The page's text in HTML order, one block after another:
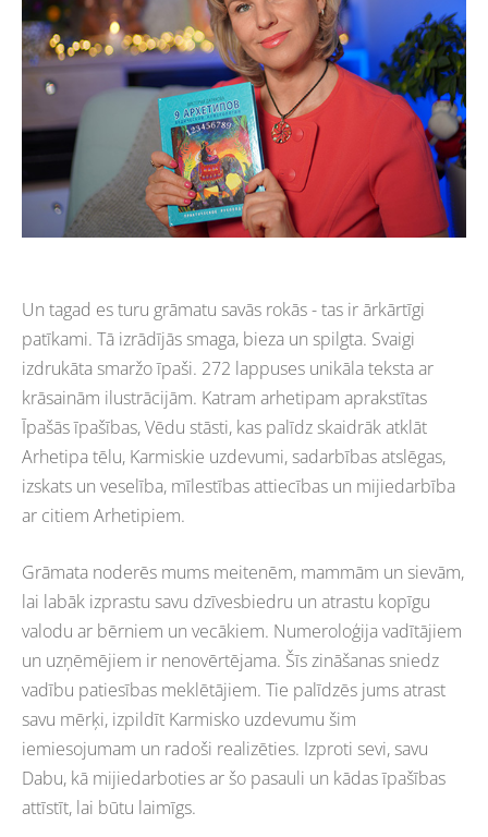
Un tagad es turu grāmatu savās rokās - tas ir ārkārtīgi
patīkami. Tā izrādījās smaga, bieza un spilgta. Svaigi
izdrukāta smaržo īpaši. 272 lappuses unikāla teksta ar
krāsainām ilustrācijām. Katram arhetipam aprakstītas
Īpašās īpašības, Vēdu stāsti, kas palīdz skaidrāk atklāt
Arhetipa tēlu, Karmiskie uzdevumi, sadarbības atslēgas,
izskats un veselība, mīlestības attiecības un mijiedarbība
ar citiem Arhetipiem.
Grāmata noderēs mums meitenēm, mammām un sievām,
lai labāk izprastu savu dzīvesbiedru un atrastu kopīgu
valodu ar bērniem un vecākiem. Numeroloģija vadītājiem
un uzņēmējiem ir nenovērtējama. Šīs zināšanas sniedz
vadību patiesības meklētājiem. Tie palīdzēs jums atrast
savu mērķi, izpildīt Karmisko uzdevumu šim
iemiesojumam un radoši realizēties. Izproti sevi, savu
Dabu, kā mijiedarboties ar šo pasauli un kādas īpašības
attīstīt, lai būtu laimīgs.